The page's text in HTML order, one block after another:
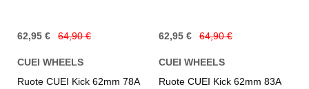
62,95 € 64,90 €
CUEI WHEELS
Ruote CUEI Kick 62mm 78A
62,95 € 64,90 €
CUEI WHEELS
Ruote CUEI Kick 62mm 83A